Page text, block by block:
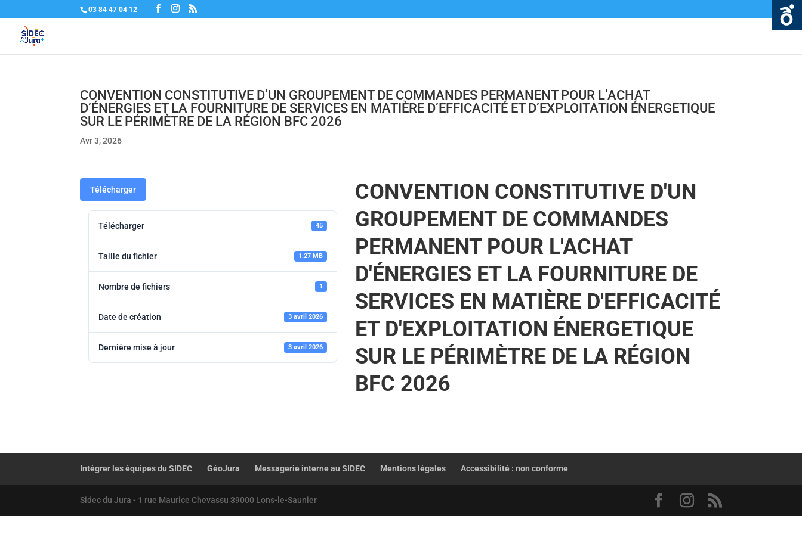
03 84 47 04 12
CONVENTION CONSTITUTIVE D’UN GROUPEMENT DE COMMANDES PERMANENT POUR L’ACHAT
D’ÉNERGIES ET LA FOURNITURE DE SERVICES EN MATIÈRE D’EFFICACITÉ ET D’EXPLOITATION ÉNERGETIQUE
SUR LE PÉRIMÈTRE DE LA RÉGION BFC 2026
Avr 3, 2026
Télécharger
Télécharger 45
Taille du fichier 1.27 MB
Nombre de fichiers 1
Date de création 3 avril 2026
Dernière mise à jour 3 avril 2026
CONVENTION CONSTITUTIVE D'UN
GROUPEMENT DE COMMANDES
PERMANENT POUR L'ACHAT
D'ÉNERGIES ET LA FOURNITURE DE
SERVICES EN MATIÈRE D'EFFICACITÉ
ET D'EXPLOITATION ÉNERGETIQUE
SUR LE PÉRIMÈTRE DE LA RÉGION
BFC 2026
Intégrer les équipes du SIDEC GéoJura Messagerie interne au SIDEC Mentions légales Accessibilité : non conforme
Sidec du Jura - 1 rue Maurice Chevassu 39000 Lons-le-Saunier